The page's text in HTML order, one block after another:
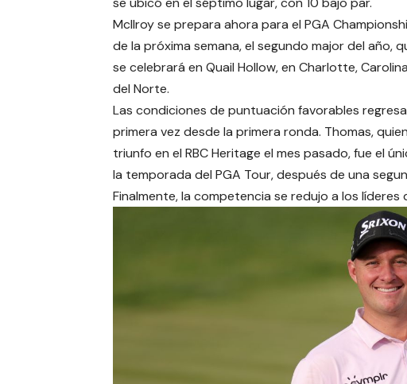
McIlroy se prepara ahora para el PGA
de la próxima semana, el segundo major del año,
se celebrará en Quail Hollow, en Charlotte, Carolina
del Norte.
Las condiciones de puntuación favorables
primera vez desde la primera ronda. Thomas,
triunfo en el RBC Heritage el mes pasado, fue el
la temporada del PGA Tour, después de una
Finalmente, la competencia se redujo a los líderes